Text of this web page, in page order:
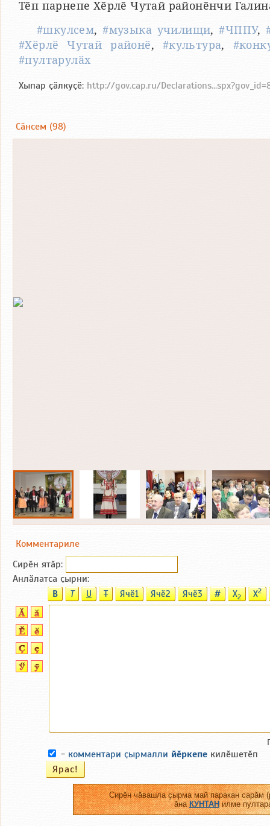
Тӗп парнепе Хӗрлӗ Чутай районӗнчи
#шкулсем,#музыка училищи,#ЧППУ,
#Хӗрлӗ Чутай районӗ, #культура,
#пултарулӑх
Хыпар ҫӑлкуҫӗ: http://gov.cap.ru/
Сӑнсем (98)
Комментариле
Сирӗн ятӑp:
Анлӑлатса ҫырни:
B T U T Ячӗ1 Ячӗ2 Ячӗ3 # X2 X2
- комментари ҫырмалли йӗркепе килӗшетӗп
Сирӗн чӑвашла ҫырма май паракан сарӑм
ӑнаКУНТАНилме